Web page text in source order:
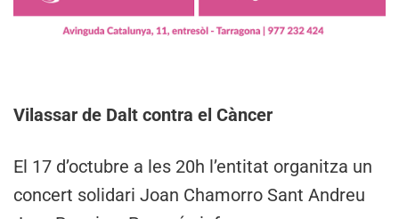
Vilassar de Dalt contra el Càncer
El 17 d’octubre a les 20h l’entitat organitza un
concert solidari Joan Chamorro Sant Andreu